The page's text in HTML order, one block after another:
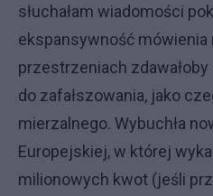
słuchałam wiadomości
ekspansywność mówienia
przestrzeniach
do zafałszowania, jako
mierzalnego. Wybuchła
Europejskiej, w której
milionowych kwot (jeśli